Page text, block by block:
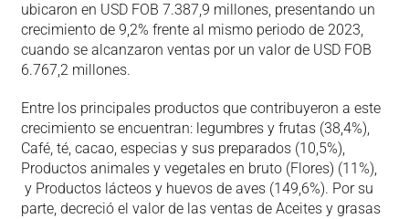
ubicaron en USD FOB 7.387,9 millones, presentando un
crecimiento de 9,2% frente al mismo periodo de 2023,
cuando se alcanzaron ventas por un valor de USD FOB
6.767,2 millones.
Entre los principales productos que contribuyeron a este
crecimiento se encuentran: legumbres y frutas (38,4%),
Café, té, cacao, especias y sus preparados (10,5%),
Productos animales y vegetales en bruto (Flores) (11%),
y Productos lácteos y huevos de aves (149,6%). Por su
parte, decreció el valor de las ventas de Aceites y grasas